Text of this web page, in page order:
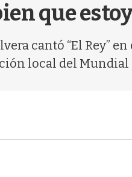
que
cantó “El Rey”
local del Mundial